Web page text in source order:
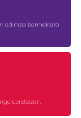
adınıza barınaklara
ücretsizdir.